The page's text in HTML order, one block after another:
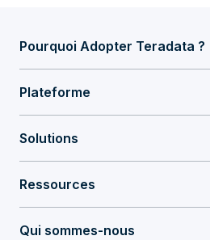
Pourquoi Adopter Teradata ?
Plateforme
Solutions
Ressources
Qui sommes-nous